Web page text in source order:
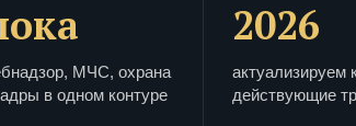
МЧС, охрана
в одном контуре
2026
актуализируем
действующие